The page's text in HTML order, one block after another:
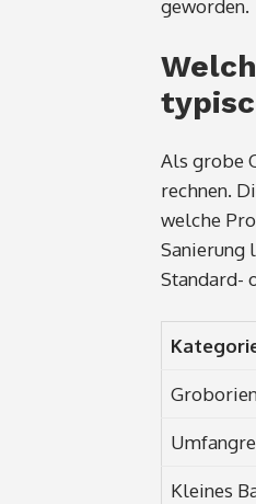
geworden.
Als grobe
rechnen.
welche
Sanierung
Standard-
Kleines